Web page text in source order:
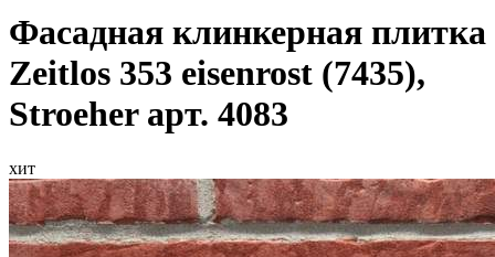
Фасадная клинкерная плитка
Zeitlos 353 eisenrost (7435),
Stroeher арт. 4083
хит